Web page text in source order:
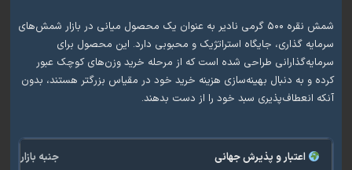
شمش نقره ۵۰۰ گرمی نادیر به عنوان یک محصول میانی در بازار شمش‌های
گذاری، جایگاه استراتژیک و محبوبی دارد. این محصول برای
طراحی شده است که از مرحله خرید وزن‌های کوچک عبور
به دنبال بهینه‌سازی هزینه خرید خود در مقیاس بزرگتر هستند، بدون
سبد خود را از دست بدهند.
اعتبار و پذیرش جهانی